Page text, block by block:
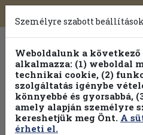
Toggle
navigation
Személyre szabott beállítások
Weboldalunk a
alkalmazza: (1) weboldal
technikai cookie, (2)
szolgáltatás igénybe
könnyebbé és gyorsabbá,
amely alapján személyre
kereshetjük meg Önt. A
érheti el.